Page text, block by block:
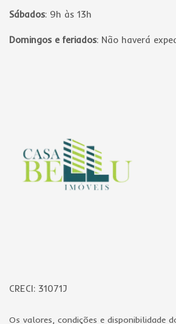
Sábados: 9h às 13h
Domingos e feriados: Não haverá
CRECI: 31071J
Os valores, condições e disponibilidade